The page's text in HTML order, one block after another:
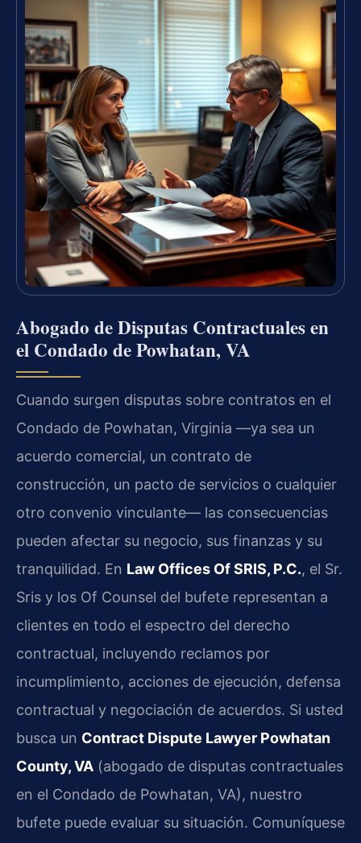
Abogado de Disputas Contractuales en
el Condado de Powhatan, VA
Cuando surgen disputas sobre contratos en el
Condado de Powhatan, Virginia —ya sea un
acuerdo comercial, un contrato de
construcción, un pacto de servicios o cualquier
otro convenio vinculante— las consecuencias
pueden afectar su negocio, sus finanzas y su
tranquilidad. En Law Offices Of SRIS, P.C., el Sr.
Sris y los Of Counsel del bufete representan a
clientes en todo el espectro del derecho
contractual, incluyendo reclamos por
incumplimiento, acciones de ejecución, defensa
contractual y negociación de acuerdos. Si usted
busca un Contract Dispute Lawyer Powhatan
County, VA (abogado de disputas contractuales
en el Condado de Powhatan, VA), nuestro
bufete puede evaluar su situación. Comuníquese